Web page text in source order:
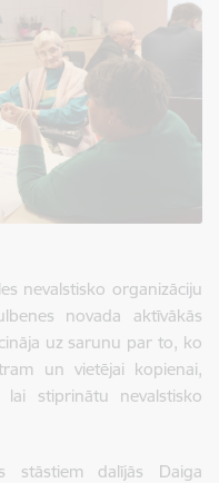
nevalstisko organizāciju
novada aktīvākās
uz sarunu par to, ko
un vietējai kopienai,
stiprinātu nevalstisko
stāstiem dalījās Daiga